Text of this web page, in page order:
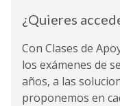
¿Quieres
Con Clases de
los exámenes de
años, a las
proponemos en